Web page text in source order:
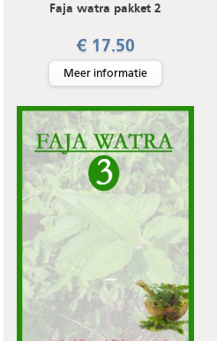
Faja watra pakket 2
€ 17.50
Meer informatie